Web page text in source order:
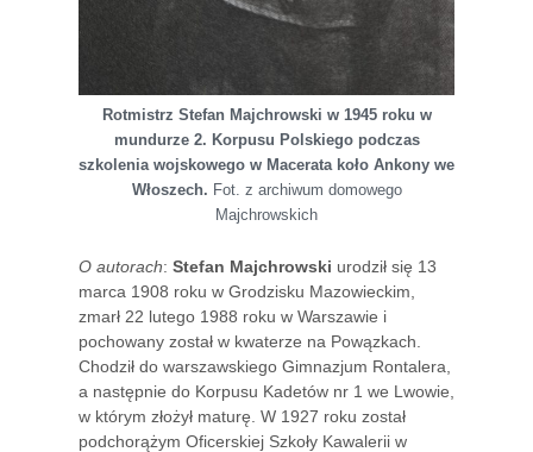
Rotmistrz Stefan Majchrowski w 1945 roku w
mundurze 2. Korpusu Polskiego podczas
szkolenia wojskowego w Macerata koło Ankony we
Włoszech. Fot. z archiwum domowego
Majchrowskich
O autorach: Stefan Majchrowski urodził się 13
marca 1908 roku w Grodzisku Mazowieckim,
zmarł 22 lutego 1988 roku w Warszawie i
pochowany został w kwaterze na Powązkach.
Chodził do warszawskiego Gimnazjum Rontalera,
a następnie do Korpusu Kadetów nr 1 we Lwowie,
w którym złożył maturę. W 1927 roku został
podchorążym Oficerskiej Szkoły Kawalerii w